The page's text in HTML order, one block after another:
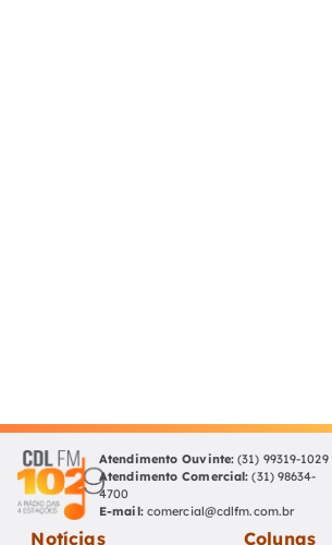
Atendimento Ouvinte: (31) 99319-1029
Atendimento Comercial: (31) 98634-
4700
E-mail: comercial@cdlfm.com.br
Notícias Colunas